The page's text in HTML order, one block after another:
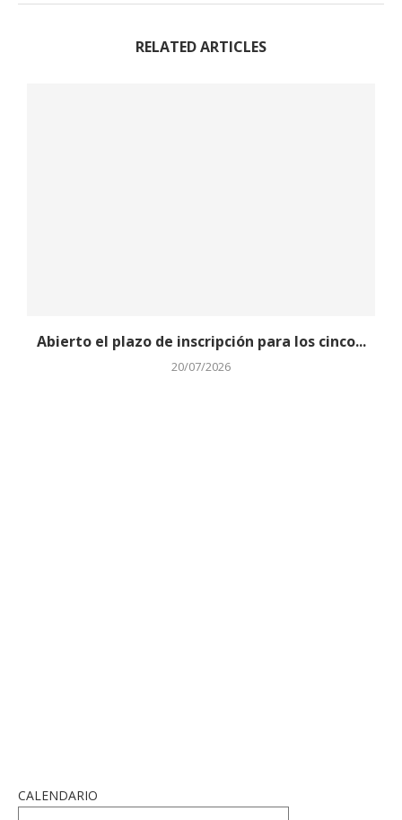
RELATED ARTICLES
Abierto el plazo de inscripción para los cinco...
20/07/2026
CALENDARIO